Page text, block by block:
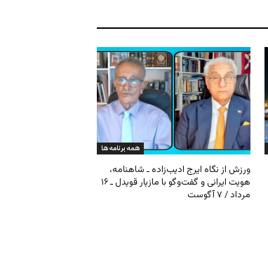
همه برنامه ها
ورزش از نگاه ایرج ادیب‌زاده ـ شاهنامه،
هویت ایرانی و گفت‌وگو با مازیار قویدل ـ ۱۶
مرداد / ۷ آگوست